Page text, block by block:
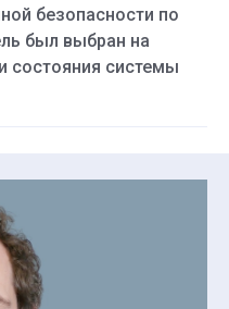
безопасности по
был выбран на
состояния системы